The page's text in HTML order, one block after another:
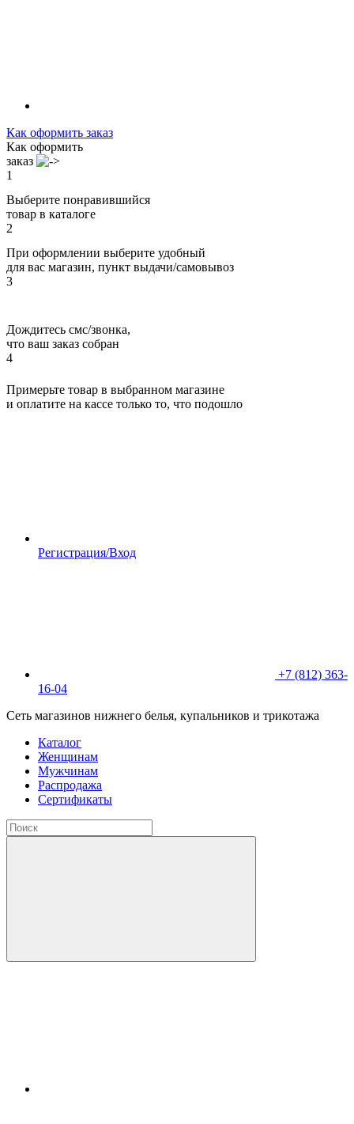
Как оформить заказ
Как оформить
заказ
1
Выберите понравившийся
товар в каталоге
2
При оформлении выберите удобный
для вас магазин, пункт выдачи/самовывоз
3
Дождитесь смс/звонка,
что ваш заказ собран
4
Примерьте товар в выбранном магазине
и оплатите на кассе только то, что подошло
Регистрация/Вход
+7 (812) 363-
16-04
Сеть магазинов нижнего белья, купальников и трикотажа
Каталог
Женщинам
Мужчинам
Распродажа
Сертификаты